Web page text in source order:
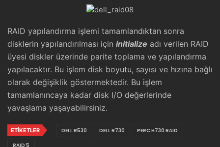
RAID yapılandırma işlemi tamamlandıktan sonra
disklerin yapılandırılması için initialize adı verilen RAID
üyesi diskler üzerinde parite toplama ve yapılandırma
yapılacaktır. Bu işlem disk boyutu, sayısı ve hızına bağlı
olarak değişiklik göstermektedir. Bu işlem
tamamlanıncaya kadar disk I/O değerlerinde
yavaşlama yaşayabilirsiniz.
ETIKETLER DELL R530 DELL R730
PERC H730 RAID
RAID 5